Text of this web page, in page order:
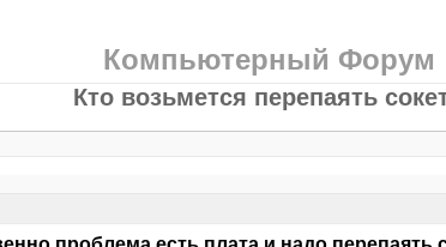
Компьютерный Форум
Кто возьмется перепаять